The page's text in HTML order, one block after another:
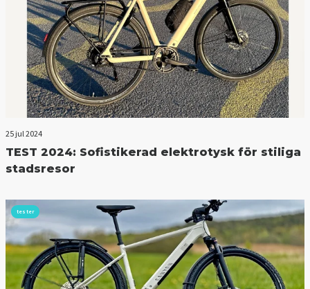
25 jul 2024
TEST 2024: Sofistikerad elektrotysk för stiliga
stadsresor
tester